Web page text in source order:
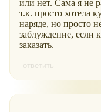
или нет. Сама я не
т.к. просто хотела
наряде, но просто
заблуждение, если
заказать.
ответить